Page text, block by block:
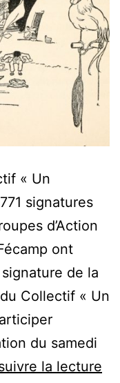
« Un
signatures
d’Action
ont
de la
Collectif « Un
du samedi
la lecture